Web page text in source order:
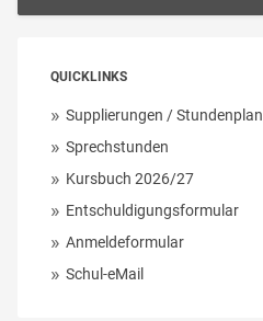
QUICKLINKS
Supplierungen / Stundenplan
Sprechstunden
Kursbuch 2026/27
Entschuldigungsformular
Anmeldeformular
Schul-eMail